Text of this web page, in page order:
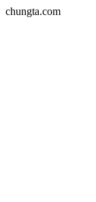
chungta.com